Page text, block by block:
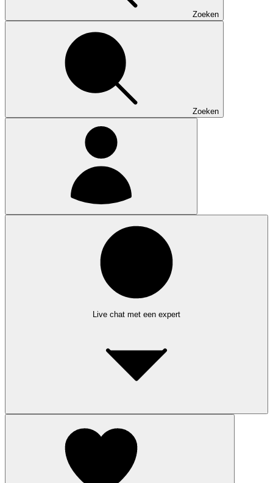
Zoeken
Zoeken
Live chat met een expert